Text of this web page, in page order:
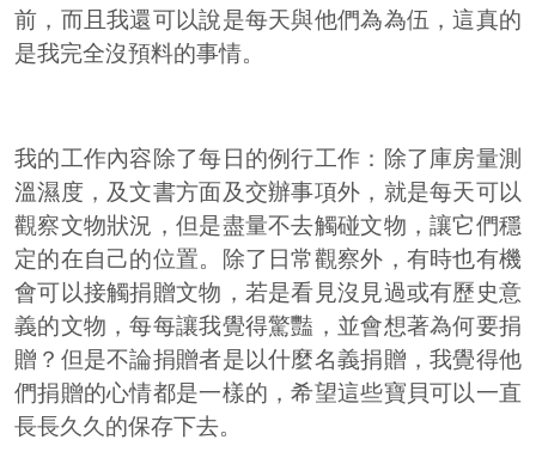
前，而且我還可以說是每天與他們為為伍，這真的
是我完全沒預料的事情。
我的工作內容除了每日的例行工作：除了庫房量測
溫濕度，及文書方面及交辦事項外，就是每天可以
觀察文物狀況，但是盡量不去觸碰文物，讓它們穩
定的在自己的位置。除了日常觀察外，有時也有機
會可以接觸捐贈文物，若是看見沒見過或有歷史意
義的文物，每每讓我覺得驚豔，並會想著為何要捐
贈？但是不論捐贈者是以什麼名義捐贈，我覺得他
們捐贈的心情都是一樣的，希望這些寶貝可以一直
長長久久的保存下去。